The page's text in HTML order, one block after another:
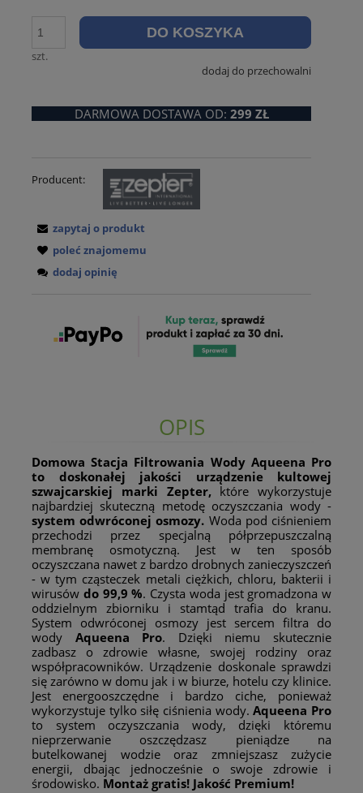
szt.
DO KOSZYKA
dodaj do przechowalni
DARMOWA DOSTAWA OD: 299 ZŁ
Producent:
zapytaj o produkt
poleć znajomemu
dodaj opinię
OPIS
Domowa Stacja Filtrowania Wody Aqueena Pro
to doskonałej jakości urządzenie kultowej
szwajcarskiej marki Zepter,które wykorzystuje
najbardziej skuteczną metodę oczyszczania wody -
system odwróconej osmozy. Woda pod ciśnieniem
przechodzi przez specjalną półprzepuszczalną
membranę osmotyczną. Jest w ten sposób
oczyszczana nawet z bardzo drobnych zanieczyszczeń
- w tym cząsteczek metali ciężkich, chloru, bakterii i
wirusów do 99,9 %. Czysta woda jest gromadzona w
oddzielnym zbiorniku i stamtąd trafia do kranu.
System odwróconej osmozy jest sercem filtra do
wody Aqueena Pro. Dzięki niemu skutecznie
zadbasz o zdrowie własne, swojej rodziny oraz
współpracowników. Urządzenie doskonale sprawdzi
się zarówno w domu jak i w biurze, hotelu czy klinice.
Jest energooszczędne i bardzo ciche, ponieważ
wykorzystuje tylko siłę ciśnienia wody.Aqueena Pro
to system oczyszczania wody, dzięki któremu
nieprzerwanie oszczędzasz pieniądze na
butelkowanej wodzie oraz zmniejszasz zużycie
energii, dbając jednocześnie o swoje zdrowie i
środowisko. Montaż gratis! Jakość Premium!